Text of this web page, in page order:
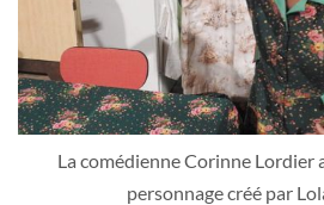
La comédienne Corinne Lordier
personnage créé par